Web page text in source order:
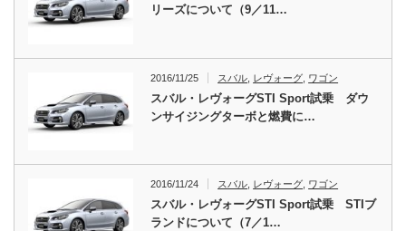
リーズについて（9／11…
2016/11/25 スバル レヴォーグ ワゴン
スバル・レヴォーグSTI Sport試乗 ダウ
ンサイジングターボと燃費に…
2016/11/24 スバル レヴォーグ ワゴン
スバル・レヴォーグSTI Sport試乗 STIブ
ランドについて（7／1…